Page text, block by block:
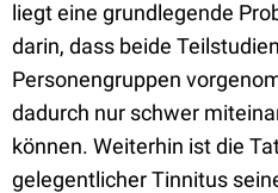
liegt eine grundlegende
darin, dass beide
Personengruppen
dadurch nur schwer
können. Weiterhin ist die
gelegentlicher Tinnitus